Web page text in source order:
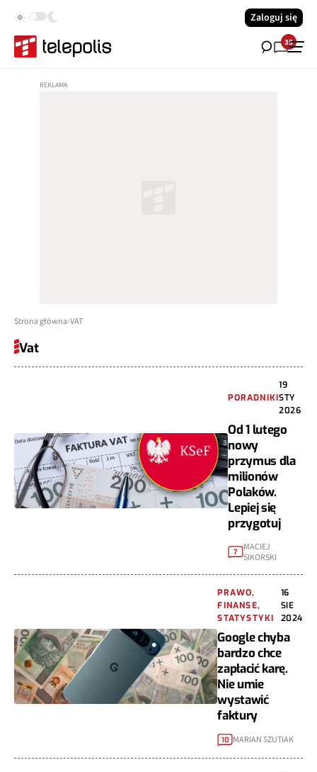
Zaloguj się
35
Strona główna VAT
Vat
PORADNIKI
19
STY
2026
Od 1 lutego
nowy
przymus dla
milionów
Polaków.
Lepiej się
przygotuj
7
MACIEJ
SIKORSKI
PRAWO,
FINANSE,
STATYSTYKI
16
SIE
2024
Google chyba
bardzo chce
zapłacić karę.
Nie umie
wystawić
faktury
10 MARIAN SZUTIAK